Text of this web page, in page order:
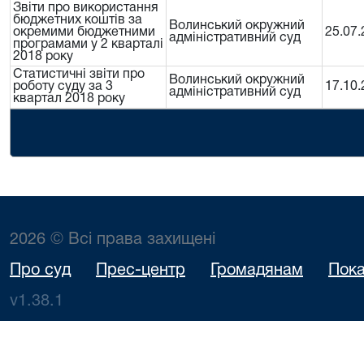
Звіти про використання
бюджетних коштів за
окремими бюджетними
програмами у 2 кварталі
2018 року
Волинський окружний
адміністративний суд
Статистичні звіти про
роботу суду за 3
квартал 2018 року
Волинський окружний
адміністративний суд
2026 © Всі права захищені
Про суд Прес-центр Громадянам
v1.38.1